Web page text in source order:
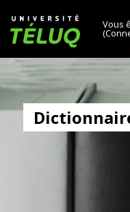
Université TÉLUQ
Vous
(